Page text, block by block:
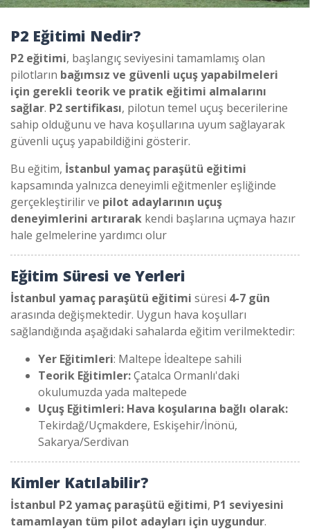
P2 Eğitimi Nedir?
P2 eğitimi, başlangıç seviyesini tamamlamış olan
pilotların bağımsız ve güvenli uçuş yapabilmeleri
için gerekli teorik ve pratik eğitimi almalarını
sağlar. P2 sertifikası, pilotun temel uçuş becerilerine
sahip olduğunu ve hava koşullarına uyum sağlayarak
güvenli uçuş yapabildiğini gösterir.
Bu eğitim, İstanbul yamaç paraşütü eğitimi
kapsamında yalnızca deneyimli eğitmenler eşliğinde
gerçekleştirilir ve pilot adaylarının uçuş
deneyimlerini artırarak kendi başlarına uçmaya hazır
hale gelmelerine yardımcı olur
Eğitim Süresi ve Yerleri
İstanbul yamaç paraşütü eğitimi süresi 4-7 gün
arasında değişmektedir. Uygun hava koşulları
sağlandığında aşağıdaki sahalarda eğitim verilmektedir:
Yer Eğitimleri: Maltepe İdealtepe sahili
Teorik Eğitimler:Çatalca Ormanlı'daki
okulumuzda yada maltepede
Uçuş Eğitimleri: Hava koşularına bağlı olarak:
Tekirdağ/Uçmakdere, Eskişehir/İnönü,
Sakarya/Serdivan
Kimler Katılabilir?
İstanbul P2 yamaç paraşütü eğitimi, P1 seviyesini
tamamlayan tüm pilot adayları için uygundur.